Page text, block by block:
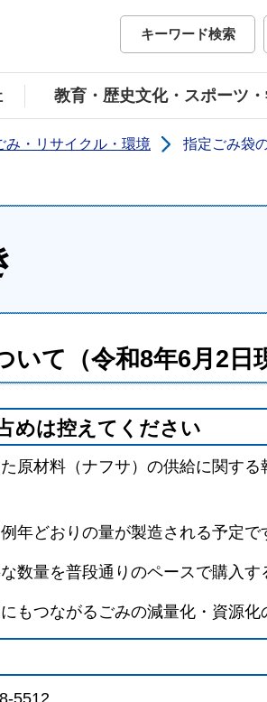
白河市公式ホームページ
キーワード検索
教育・歴史文化・スポーツ
み・リサイクル・環境 指定ごみ袋
て（令和8年6月2日
めは控えてください
原材料（ナフサ）の供給に関す
年どおりの量が製造される予定で
数量を普段通りのペースで購入
もつながるごみの減量化・資源
5512